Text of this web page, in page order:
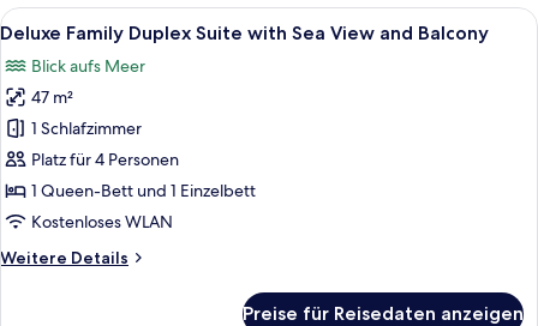
Suite
with
View
and
Balcony
Alle
Fotos
für
Deluxe
Family
Duplex
Suite
with
View
Ein modernes Hotelzimmer mit
6
Deluxe Family Duplex Suite with Sea View and Balcony
Blick aufs Meer
47 m²
1 Schlafzimmer
Platz für 4 Personen
1 Queen-Bett und 1 Einzelbett
Kostenloses WLAN
Weitere Details
Weitere
Preise für Reisedaten anzeigen